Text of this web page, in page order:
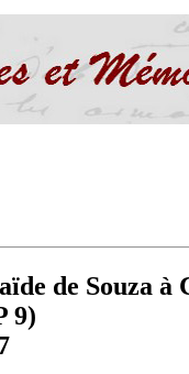
de Souza à
9)